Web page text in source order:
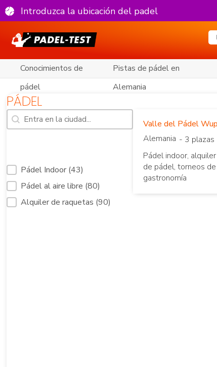
Introduzca la ubicación del padel
Conocimientos de
pádel
Pistas de pádel en
Alemania
PÁDEL
Búsqueda [7]
Buscar contenido
Filtro Servicios Padel cortes reducidos [31]
Pádel Indoor (43)
Pádel al aire libre (80)
Alquiler de raquetas (90)
Valle del Pádel
Alemania - 3 plazas
Pádel indoor,
de pádel, torneos
gastronomía